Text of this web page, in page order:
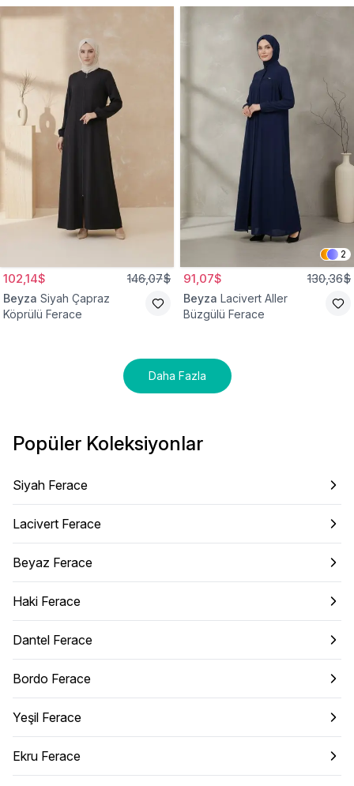
102,14$ 146,07$
Beyza Siyah Çapraz
Köprülü Ferace
2
91,07$ 130,36$
Beyza Lacivert Aller
Büzgülü Ferace
Daha Fazla
Popüler Koleksiyonlar
Siyah Ferace
Lacivert Ferace
Beyaz Ferace
Haki Ferace
Dantel Ferace
Bordo Ferace
Yeşil Ferace
Ekru Ferace